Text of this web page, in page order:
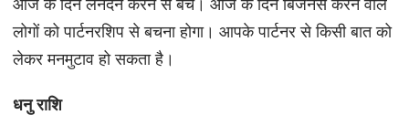
आज के दिन लेनदेन करने से बचें। आज के दिन बिजनेस करने वाले
लोगों को पार्टनरशिप से बचना होगा। आपके पार्टनर से किसी बात को
लेकर मनमुटाव हो सकता है।
धनु राशि